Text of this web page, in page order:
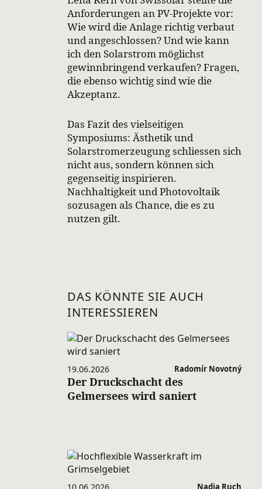
Anforderungen an PV-Projekte vor:
Wie wird die Anlage richtig verbaut
und angeschlossen? Und wie kann
ich den Solarstrom möglichst
gewinnbringend verkaufen? Fragen,
die ebenso wichtig sind wie die
Akzeptanz.
Das Fazit des vielseitigen
Symposiums: Ästhetik und
Solarstromerzeugung schliessen sich
nicht aus, sondern können sich
gegenseitig inspirieren.
Nachhaltigkeit und Photovoltaik
sozusagen als Chance, die es zu
nutzen gilt.
DAS KÖNNTE SIE AUCH
INTERESSIEREN
19.06.2026 Radomír Novotný
Der Druckschacht des
Gelmersees wird saniert
Nadja Ruch